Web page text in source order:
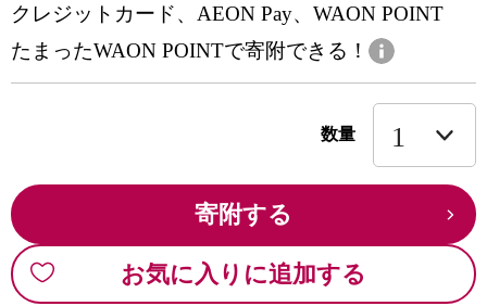
クレジットカード、AEON Pay、WAON POINT
たまったWAON POINTで寄附できる！
数量
寄附する
お気に入りに追加する